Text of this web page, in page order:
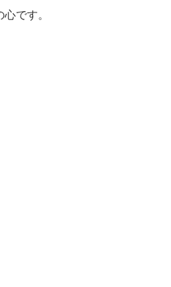
です。